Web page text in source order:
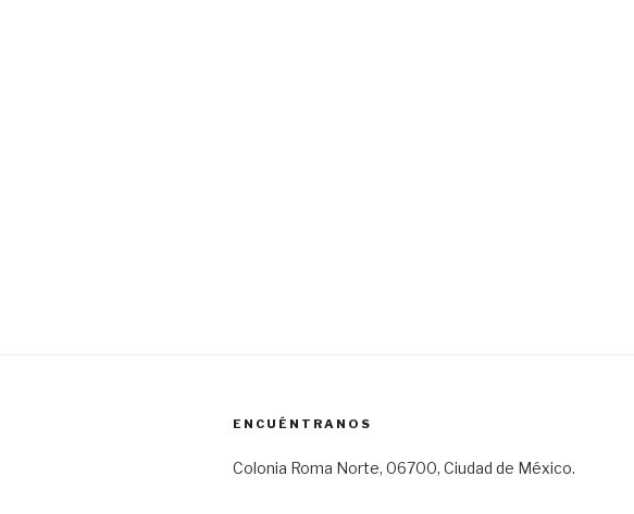
ENCUÉNTRANOS
Colonia Roma Norte, 06700, Ciudad de México.